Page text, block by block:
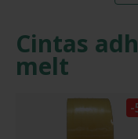
Cintas
melt
-